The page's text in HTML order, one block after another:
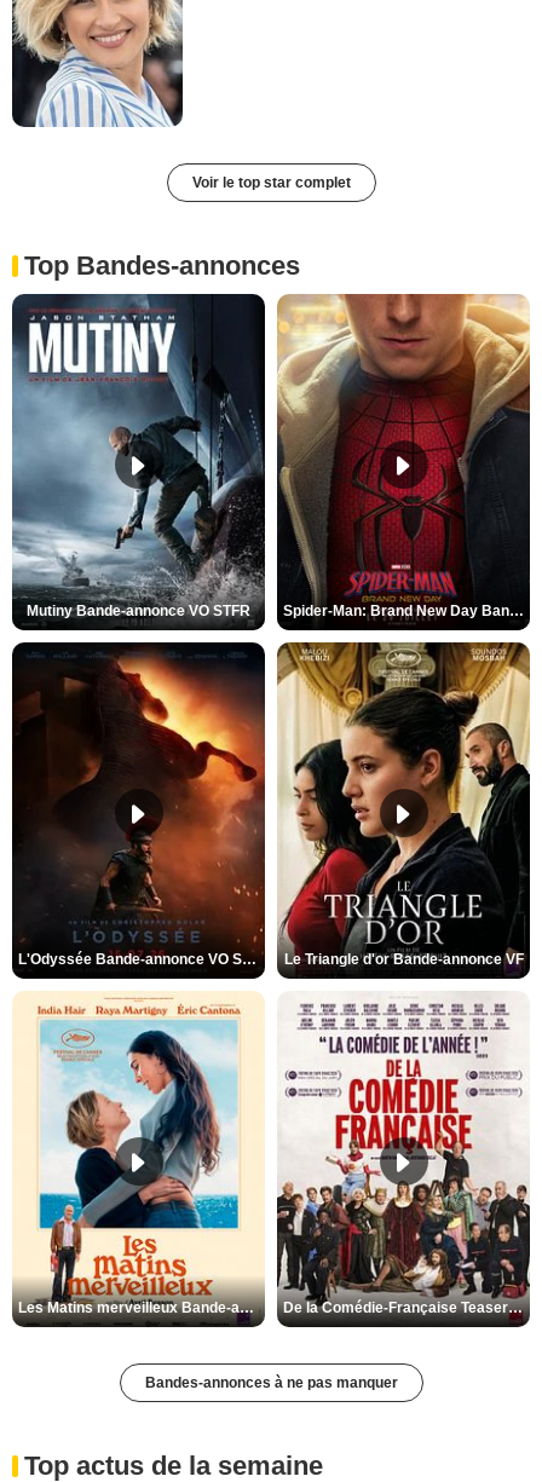
Voir le top star complet
Top Bandes-annonces
Mutiny Bande-annonce VO STFR Spider-Man: Brand New Day Bande-annonce VO STFR
L'Odyssée Bande-annonce VO STFR Le Triangle d'or Bande-annonce VF
Les Matins merveilleux Bande-annonce VF De la Comédie-Française Teaser VF
Bandes-annonces à ne pas manquer
Top actus de la semaine